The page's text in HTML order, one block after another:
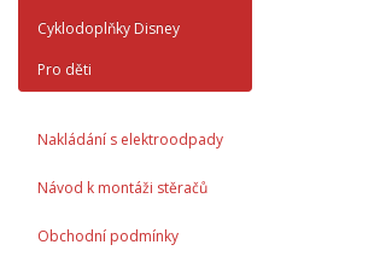
Cyklodoplňky Disney
Pro děti
Nakládání s elektroodpady
Návod k montáži stěračů
Obchodní podmínky